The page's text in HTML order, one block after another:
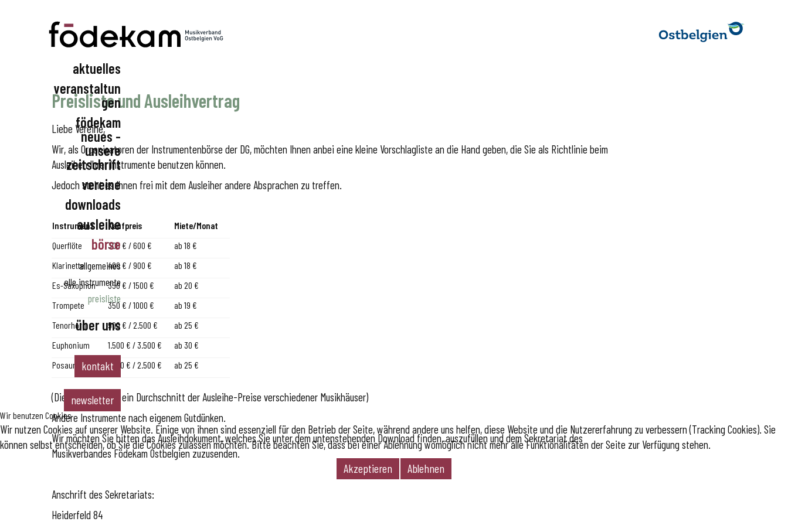
Födekam Ostbelgien
aktuelles
veranstaltun
gen
födekam
vereinsveranstaltu
ngen
födekam
neues -
unsere
zeitschrift
vereine
beratungsservice
generalversammlu
ng
aktuelles
chöre
instrumentalense
mbles
musikvereine
spielmannszüge &
downloads
ausleihe
börse
allgemeines
alle instrumente
preisliste
über uns
team & vorstand
partner
kontakt
newsletter
Preisliste und Ausleihvertrag
Liebe Vereine,
Wir, als Organisatoren der Instrumentenbörse der DG, möchten Ihnen anbei eine kleine Vorschlagliste an die Hand geben, die Sie als Richtlinie beim
Ausleihen Ihrer Instrumente benutzen können.
Jedoch steht es Ihnen frei mit dem Ausleiher andere Absprachen zu treffen.
Instrument Kaufpreis
Miete/Monat
Querflöte
300 € / 600 €
ab 18 €
Klarinette
400 € / 900 €
ab 18 €
Es-Saxophon
350 € / 1500 €
ab 20 €
Trompete
350 € / 1000 €
ab 19 €
Tenorhorn
900 € / 2.500 €
ab 25 €
Euphonium
1.500 € / 3.500 €
ab 30 €
Posaune
1.200 € / 2.500 € ab 25 €
(Diese Preise sind ein Durchschnitt der Ausleihe-Preise verschiedener Musikhäuser)
Andere Instrumente nach eigenem Gutdünken.
Wir möchten Sie bitten das Ausleihdokument, welches Sie unter dem untenstehenden Download finden, auszufüllen und dem Sekretariat des
Musikverbandes Födekam Ostbelgien zuzusenden.
Anschrift des Sekretariats:
Heiderfeld 84
Wir benutzen Cookies
Wir nutzen Cookies auf unserer Website. Einige von ihnen sind essenziell für den Betrieb der Seite, während andere uns helfen, diese Website und die Nutzererfahrung zu verbessern (Tracking Cookies). Sie
können selbst entscheiden, ob Sie die Cookies zulassen möchten. Bitte beachten Sie, dass bei einer Ablehnung womöglich nicht mehr alle Funktionalitäten der Seite zur Verfügung stehen.
Akzeptieren Ablehnen